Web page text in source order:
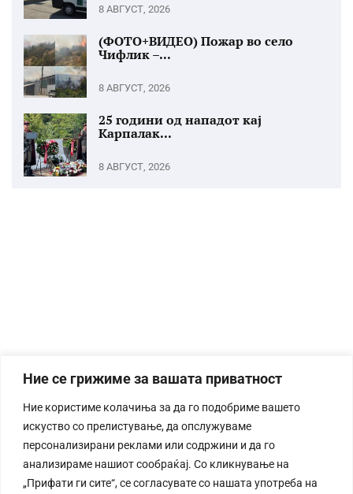
Ние се грижиме за вашата приватност
Ние користиме колачиња за да го подобриме вашето
искуство со прелистување, да опслужуваме
персонализирани реклами или содржини и да го
анализираме нашиот сообраќај. Со кликнување на
„Прифати ги сите“, се согласувате со нашата употреба на
8 АВГУСТ, 2026
(ФОТО+ВИДЕО) Пожар во село
Чифлик –...
8 АВГУСТ, 2026
25 години од нападот кај
Карпалак...
8 АВГУСТ, 2026